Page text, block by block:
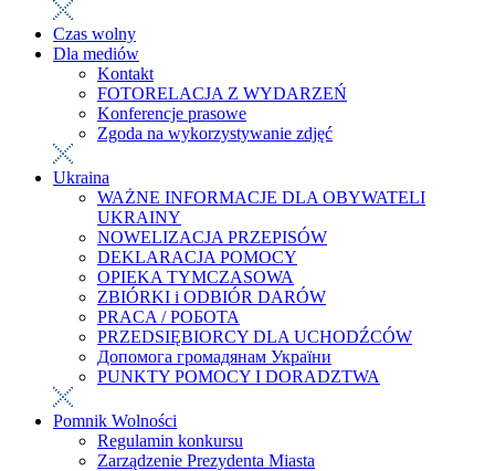
Czas wolny
Dla mediów
Kontakt
FOTORELACJA Z WYDARZEŃ
Konferencje prasowe
Zgoda na wykorzystywanie zdjęć
Ukraina
WAŻNE INFORMACJE DLA OBYWATELI
UKRAINY
NOWELIZACJA PRZEPISÓW
DEKLARACJA POMOCY
OPIEKA TYMCZASOWA
ZBIÓRKI i ODBIÓR DARÓW
PRACA / РОБОТА
PRZEDSIĘBIORCY DLA UCHODŹCÓW
Допомога громадянам України
PUNKTY POMOCY I DORADZTWA
Pomnik Wolności
Regulamin konkursu
Zarządzenie Prezydenta Miasta